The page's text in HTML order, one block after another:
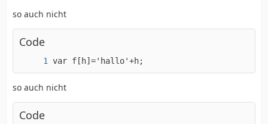
so auch nicht
Code
var f[h]='hallo'+h;
so auch nicht
Code